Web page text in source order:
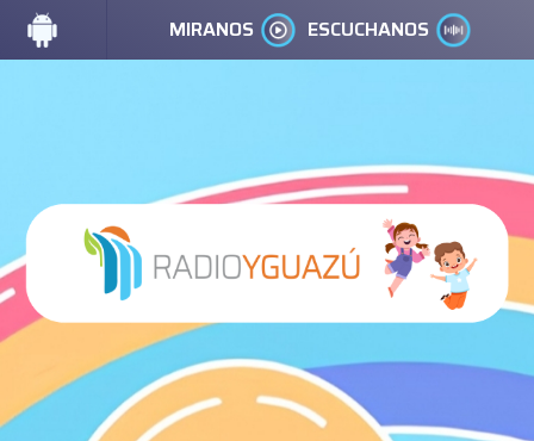
MIRANOS ESCUCHANOS